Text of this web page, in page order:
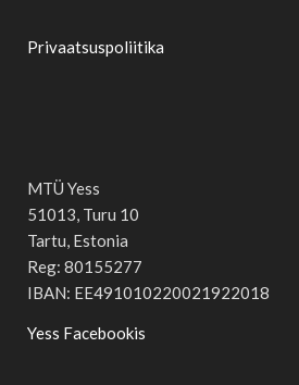
Privaatsuspoliitika
MTÜ Yess
51013, Turu 10
Tartu, Estonia
Reg: 80155277
IBAN: EE491010220021922018
Yess Facebookis